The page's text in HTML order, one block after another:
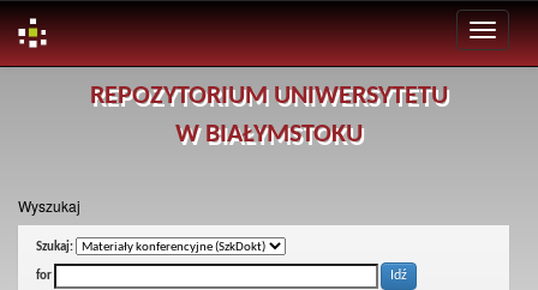
REPOZYTORIUM UNIWERSYTETU
W BIAŁYMSTOKU
Wyszukaj
Szukaj:
for